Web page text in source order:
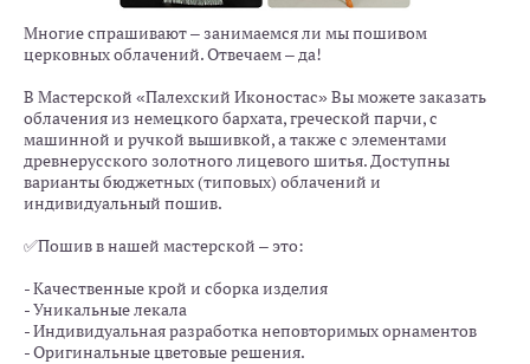
Многие спрашивают – занимаемся ли мы пошивом
церковных облачений. Отвечаем – да!
В Мастерской «Палехский Иконостас» Вы можете заказать
облачения из немецкого бархата, греческой парчи, с
машинной и ручкой вышивкой, а также с элементами
древнерусского золотного лицевого шитья. Доступны
варианты бюджетных (типовых) облачений и
индивидуальный пошив.
✅Пошив в нашей мастерской – это:
- Качественные крой и сборка изделия
- Уникальные лекала
- Индивидуальная разработка неповторимых орнаментов
- Оригинальные цветовые решения.